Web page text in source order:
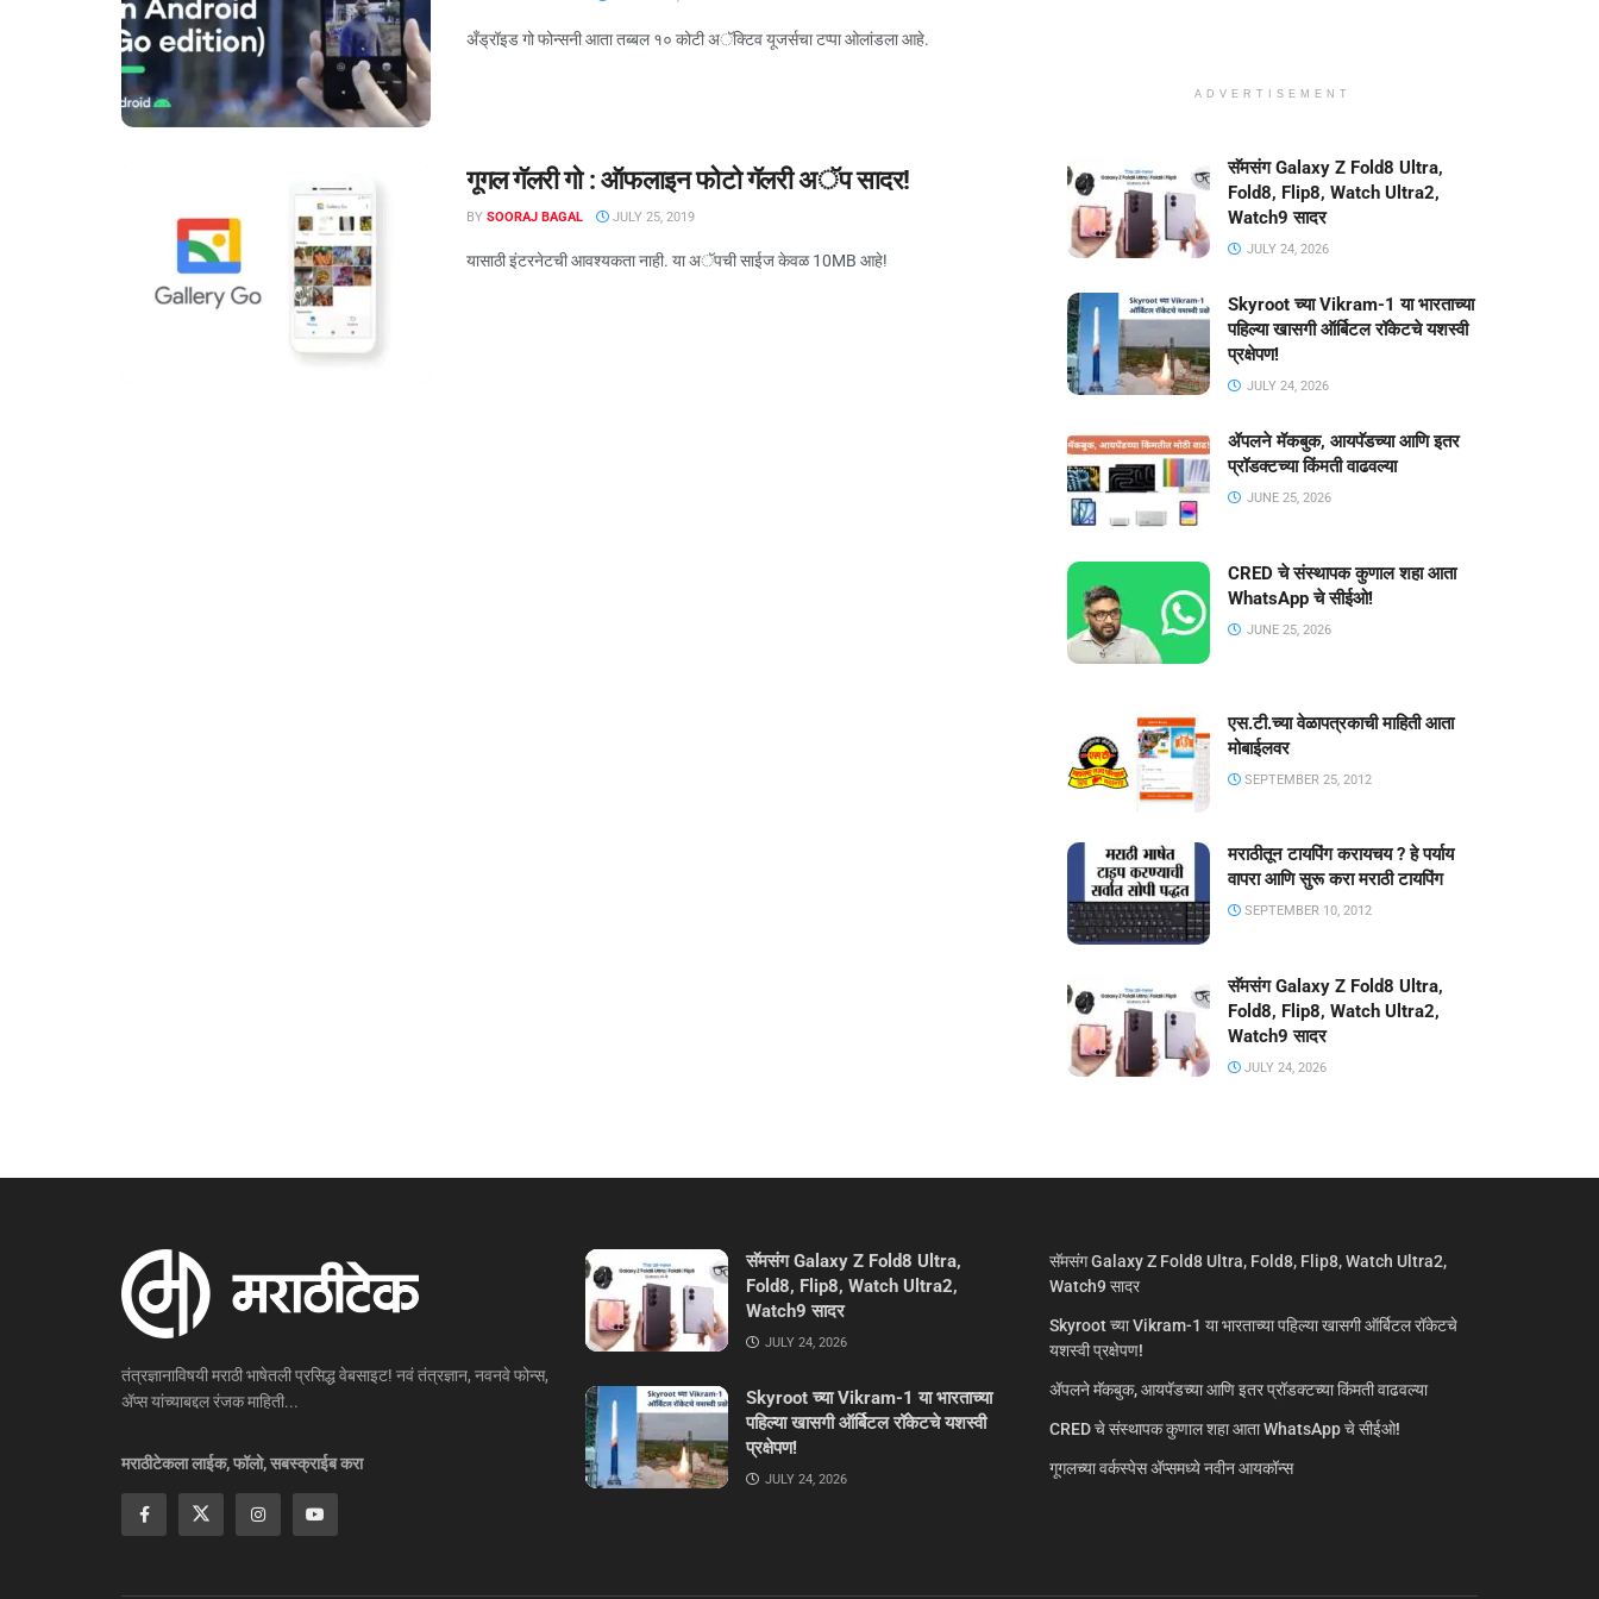
अँड्रॉइड गो फोन्सनी आता तब्बल १० कोटी अॅक्टिव यूजर्सचा टप्पा ओलांडला आहे.
गूगल गॅलरी गो : ऑफलाइन फोटो गॅलरी अॅप सादर!
BY SOORAJ BAGAL JULY 25, 2019
यासाठी इंटरनेटची आवश्यकता नाही. या अॅपची साईज केवळ 10MB आहे!
ADVERTISEMENT
सॅमसंग Galaxy Z Fold8 Ultra,
Fold8, Flip8, Watch Ultra2,
Watch9 सादर
JULY 24, 2026
Skyroot च्या Vikram-1 या भारताच्या
पहिल्या खासगी ऑर्बिटल रॉकेटचे यशस्वी
प्रक्षेपण!
JULY 24, 2026
ॲपलने मॅकबुक, आयपॅडच्या आणि इतर
प्रॉडक्टच्या किंमती वाढवल्या
JUNE 25, 2026
CRED चे संस्थापक कुणाल शहा आता
WhatsApp चे सीईओ!
JUNE 25, 2026
एस.टी.च्या वेळापत्रकाची माहिती आता
मोबाईलवर
SEPTEMBER 25, 2012
मराठीतून टायपिंग करायचय ? हे पर्याय
वापरा आणि सुरू करा मराठी टायपिंग
SEPTEMBER 10, 2012
सॅमसंग Galaxy Z Fold8 Ultra,
Fold8, Flip8, Watch Ultra2,
Watch9 सादर
JULY 24, 2026
तंत्रज्ञानाविषयी मराठी भाषेतली प्रसिद्ध वेबसाइट! नवं तंत्रज्ञान, नवनवे फोन्स,
ॲप्स यांच्याबद्दल रंजक माहिती...
मराठीटेकला लाईक, फॉलो, सबस्क्राईब करा
सॅमसंग Galaxy Z Fold8 Ultra,
Fold8, Flip8, Watch Ultra2,
Watch9 सादर
JULY 24, 2026
Skyroot च्या Vikram-1 या भारताच्या
पहिल्या खासगी ऑर्बिटल रॉकेटचे यशस्वी
प्रक्षेपण!
JULY 24, 2026
सॅमसंग Galaxy Z Fold8 Ultra, Fold8, Flip8, Watch Ultra2,
Watch9 सादर
Skyroot च्या Vikram-1 या भारताच्या पहिल्या खासगी ऑर्बिटल रॉकेटचे
यशस्वी प्रक्षेपण!
ॲपलने मॅकबुक, आयपॅडच्या आणि इतर प्रॉडक्टच्या किंमती वाढवल्या
CRED चे संस्थापक कुणाल शहा आता WhatsApp चे सीईओ!
गूगलच्या वर्कस्पेस अ‍ॅप्समध्ये नवीन आयकॉन्स